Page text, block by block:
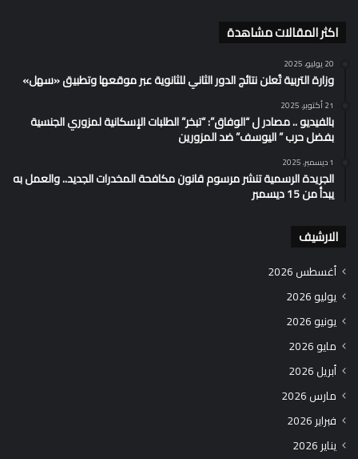
اكثر المقالات مشاهدة
20 يوليو، 2025
وزارة التربية تُعلن نتائج الدور الثاني للثانوية عبر موقعها وتطبيق «سهل»
21 أكتوبر، 2025
بالفيديو .. مصادر ل “الوفاق”: “تبخر” الطلبات الإسكانية لمزوري الجنسية
بفضل حرب ” اليوسف” ضد المزورين
1 ديسمبر، 2025
الجريدة الرسمية تنشر مرسوم قانون مكافحة المخدرات الجديد.. والعمل به
يبدأ من 15 ديسمبر
الارشيف
أغسطس 2026
يوليو 2026
يونيو 2026
مايو 2026
أبريل 2026
مارس 2026
فبراير 2026
يناير 2026